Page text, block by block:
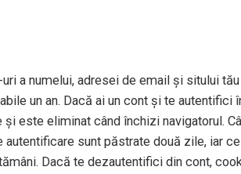
a numelui, adresei de email și sitului
un an. Dacă ai un cont și te
este eliminat când închizi navigatorul.
sunt păstrate două zile, iar
Dacă te dezautentifici din cont,